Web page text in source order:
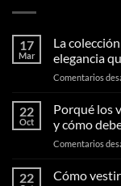
17
Mar
La
elegancia
Comentarios
22
Oct
Porqué los
y cómo
Comentarios
22
Cómo